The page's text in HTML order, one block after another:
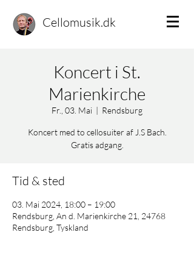
Cellomusik.dk
Koncert i St.
Marienkirche
Fr., 03. Mai
  |
Rendsburg
Koncert med to cellosuiter af J.S Bach.
Gratis adgang.
Tid & sted
03. Mai 2024, 18:00 – 19:00
Rendsburg, An d. Marienkirche 21, 24768
Rendsburg, Tyskland